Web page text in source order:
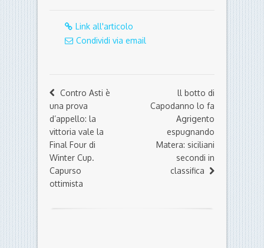
Link all'articolo
Condividi via email
Contro Asti è
una prova
d’appello: la
vittoria vale la
Final Four di
Winter Cup.
Capurso
ottimista
ll botto di
Capodanno lo fa
Agrigento
espugnando
Matera: siciliani
secondi in
classifica